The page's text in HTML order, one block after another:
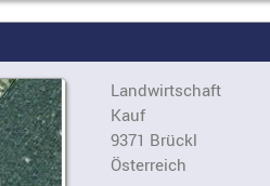
Landwirtschaft
Kauf
9371 Brückl
Österreich